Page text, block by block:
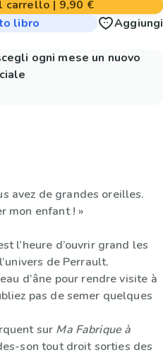
carrello | 9,90 €
libro
Aggiungi
ogni mese un nuovo
avez de grandes oreilles.
mon enfant ! »
l’heure d’ouvrir grand les
de Perrault.
d’âne pour rendre visite à
pas de semer quelques
sur Ma Fabrique à
son tout droit sorties des